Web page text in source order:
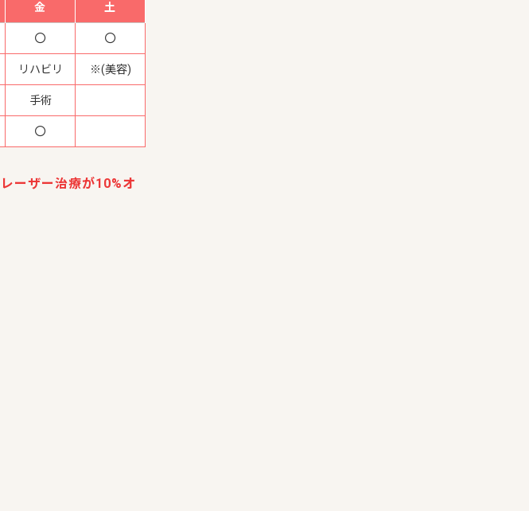
金 土
リハビリ ※(美容)
手術
レーザー治療が10%オ